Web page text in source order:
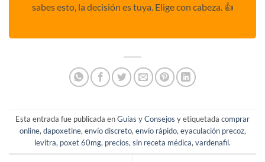
sabes esto, la decisión es tuya. Elige con cabeza. 👍
Esta entrada fue publicada enGuías y Consejos y etiquetada comprar
online, dapoxetine, envío discreto, envío rápido, eyaculación precoz,
levitra, poxet 60mg, precios, sin receta médica, vardenafil.